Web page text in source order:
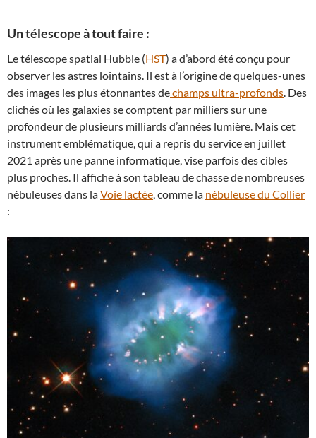
Un télescope à tout faire :
Le télescope spatial Hubble (HST) a d’abord été conçu pour
observer les astres lointains. Il est à l’origine de quelques-unes
des images les plus étonnantes dechamps ultra-profonds. Des
clichés où les galaxies se comptent par milliers sur une
profondeur de plusieurs milliards d’années lumière. Mais cet
instrument emblématique, qui a repris du service en juillet
2021 après une panne informatique, vise parfois des cibles
plus proches. Il affiche à son tableau de chasse de nombreuses
nébuleuses dans laVoie lactée, comme la nébuleuse du Collier
: